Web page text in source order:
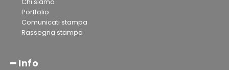
Portfolio
Comunicati stampa
Rassegna stampa
━ Info